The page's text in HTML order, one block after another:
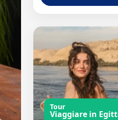
Tour
Viaggiare in